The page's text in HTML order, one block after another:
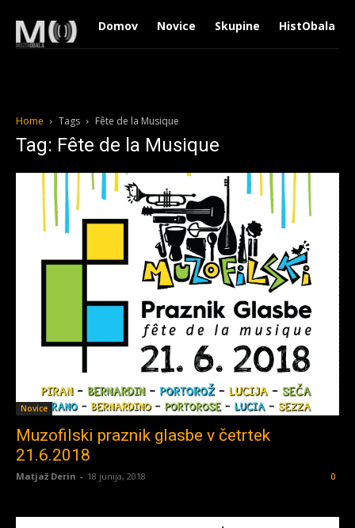
Domov Novice Skupine HistObala
Home Tags Fête de la Musique
Tag: Fête de la Musique
Novice
Muzofilski praznik glasbe v četrtek
21.6.2018
Matjaž Derin - 18 junija, 2018 0